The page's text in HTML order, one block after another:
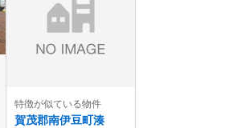
特徴が似ている物件
賀茂郡南伊豆町湊